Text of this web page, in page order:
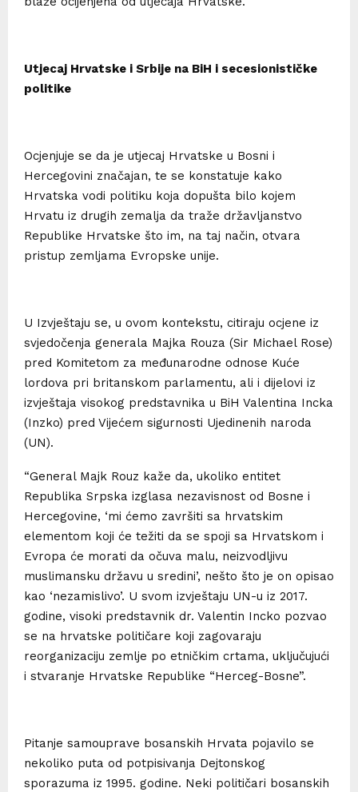
Utjecaj Hrvatske i Srbije na BiH i secesionističke
politike
Ocjenjuje se da je utjecaj Hrvatske u Bosni i
Hercegovini značajan, te se konstatuje kako
Hrvatska vodi politiku koja dopušta bilo kojem
Hrvatu iz drugih zemalja da traže državljanstvo
Republike Hrvatske što im, na taj način, otvara
pristup zemljama Evropske unije.
U Izvještaju se, u ovom kontekstu, citiraju ocjene iz
svjedočenja generala Majka Rouza (Sir Michael Rose)
pred Komitetom za međunarodne odnose Kuće
lordova pri britanskom parlamentu, ali i dijelovi iz
izvještaja visokog predstavnika u BiH Valentina Incka
(Inzko) pred Vijećem sigurnosti Ujedinenih naroda
(UN).
“General Majk Rouz kaže da, ukoliko entitet
Republika Srpska izglasa nezavisnost od Bosne i
Hercegovine, ‘mi ćemo završiti sa hrvatskim
elementom koji će težiti da se spoji sa Hrvatskom i
Evropa će morati da očuva malu, neizvodljivu
muslimansku državu u sredini’, nešto što je on opisao
kao ‘nezamislivo’. U svom izvještaju UN-u iz 2017.
godine, visoki predstavnik dr. Valentin Incko pozvao
se na hrvatske političare koji zagovaraju
reorganizaciju zemlje po etničkim crtama, uključujući
i stvaranje Hrvatske Republike “Herceg-Bosne”.
Pitanje samouprave bosanskih Hrvata pojavilo se
nekoliko puta od potpisivanja Dejtonskog
sporazuma iz 1995. godine. Neki političari bosanskih